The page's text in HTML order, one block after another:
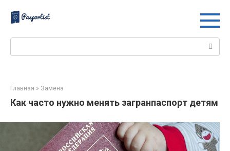
контенту
Главная » Замена
Как часто нужно менять загранпаспорт детям